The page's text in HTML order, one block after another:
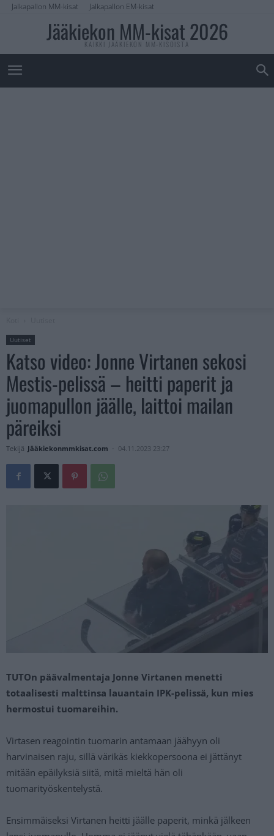
Jalkapallon MM-kisat Jalkapallon EM-kisat
Jääkiekon MM-kisat 2026
KAIKKI JÄÄKIEKON MM-KISOISTA
Uutiset
Katso video: Jonne Virtanen sekosi
Mestis-pelissä – heitti paperit ja
juomapullon jäälle, laittoi mailan
päreiksi
Tekijä Jääkiekonmmkisat.com - 04.11.2023 23:27
TUTOn päävalmentaja Jonne Virtanen menetti
totaalisesti malttinsa lauantain IPK-pelissä, kun mies
hermostui tuomareihin.
Virtasen reagointin tuomarin antamaan jäähyyn oli
harvinaisen raju, sillä värikäs kiekkopersoona ei jättänyt
mitään epäilyksiä siitä, mitä mieltä hän oli
tuomarityöskentelystä.
Ensimmäiseksi Virtanen heitti jäälle paperit, minkä jälkeen